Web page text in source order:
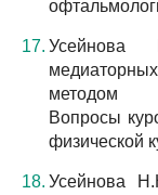
методом
Вопросы
физической
Усейнова